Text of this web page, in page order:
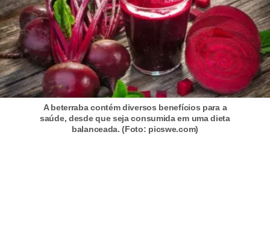
A beterraba contém diversos benefícios para a
saúde, desde que seja consumida em uma dieta
balanceada. (Foto: picswe.com)